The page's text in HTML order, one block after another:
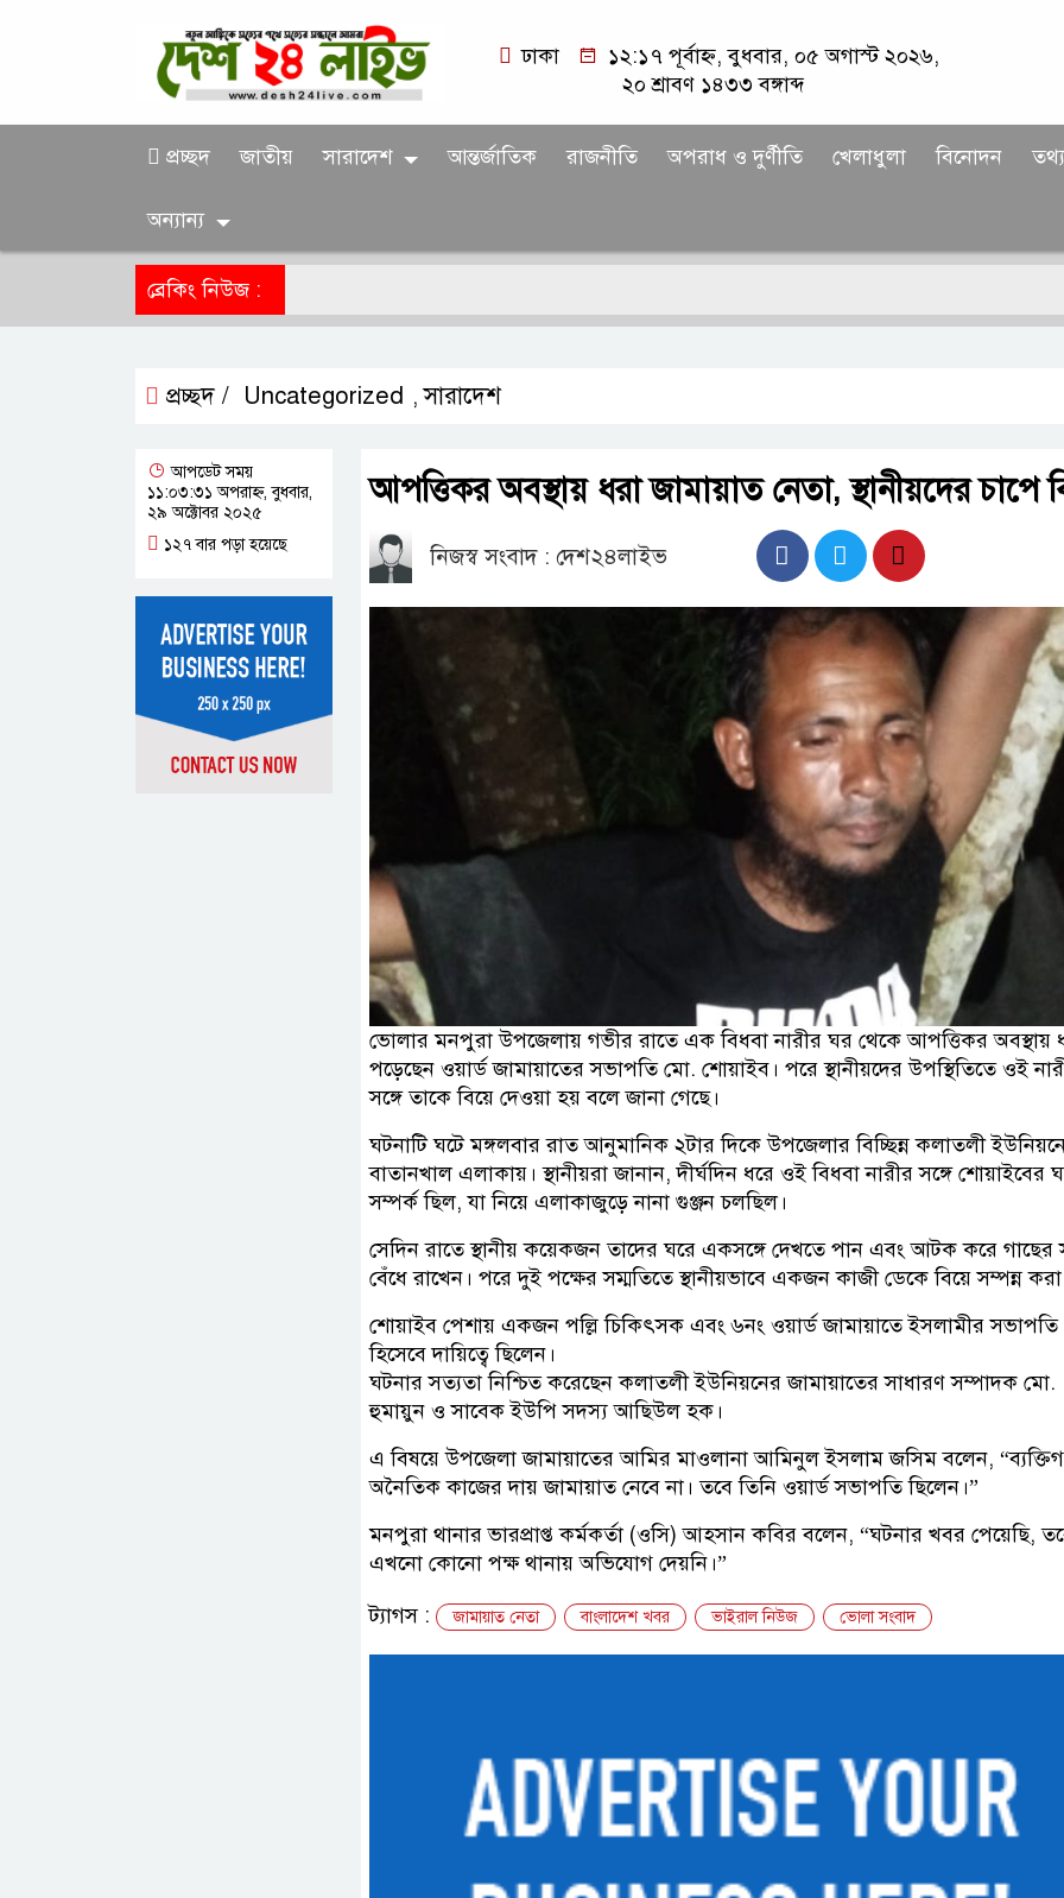
ঢাকা
১২:১৭ পূর্বাহ্ন, বুধবার, ০৫ অগাস্ট ২০২৬,
২০ শ্রাবণ ১৪৩৩ বঙ্গাব্দ
প্রচ্ছদ জাতীয় সারাদেশ আন্তর্জাতিক রাজনীতি অপরাধ ও দুর্ণীতি খেলাধুলা বিনোদন
অন্যান্য
ব্রেকিং নিউজ :
প্রচ্ছদ / Uncategorized ,সারাদেশ
আপত্তিকর অবস্থায় ধরা জামায়াত নেতা, স্থানীয়দের চাপে
নিজস্ব সংবাদ : দেশ২৪লাইভ
ভোলার মনপুরা উপজেলায় গভীর রাতে এক বিধবা নারীর ঘর থেকে আপত্তিকর অবস্থায়
পড়েছেন ওয়ার্ড জামায়াতের সভাপতি মো. শোয়াইব। পরে স্থানীয়দের উপস্থিতিতে ওই
সঙ্গে তাকে বিয়ে দেওয়া হয় বলে জানা গেছে।
ঘটনাটি ঘটে মঙ্গলবার রাত আনুমানিক ২টার দিকে উপজেলার বিচ্ছিন্ন কলাতলী
বাতানখাল এলাকায়। স্থানীয়রা জানান, দীর্ঘদিন ধরে ওই বিধবা নারীর সঙ্গে শোয়াইবের
সম্পর্ক ছিল, যা নিয়ে এলাকাজুড়ে নানা গুঞ্জন চলছিল।
সেদিন রাতে স্থানীয় কয়েকজন তাদের ঘরে একসঙ্গে দেখতে পান এবং আটক করে গাছের
বেঁধে রাখেন। পরে দুই পক্ষের সম্মতিতে স্থানীয়ভাবে একজন কাজী ডেকে বিয়ে সম্পন্ন
শোয়াইব পেশায় একজন পল্লি চিকিৎসক এবং ৬নং ওয়ার্ড জামায়াতে ইসলামীর সভাপতি
হিসেবে দায়িত্বে ছিলেন।
ঘটনার সত্যতা নিশ্চিত করেছেন কলাতলী ইউনিয়নের জামায়াতের সাধারণ সম্পাদক মো.
হুমায়ুন ও সাবেক ইউপি সদস্য আছিউল হক।
এ বিষয়ে উপজেলা জামায়াতের আমির মাওলানা আমিনুল ইসলাম জসিম বলেন,
অনৈতিক কাজের দায় জামায়াত নেবে না। তবে তিনি ওয়ার্ড সভাপতি ছিলেন।”
মনপুরা থানার ভারপ্রাপ্ত কর্মকর্তা (ওসি) আহসান কবির বলেন, “ঘটনার খবর পেয়েছি,
এখনো কোনো পক্ষ থানায় অভিযোগ দেয়নি।”
ট্যাগস :
জামায়াত নেতা বাংলাদেশ খবর ভাইরাল নিউজ ভোলা সংবাদ
আপডেট সময়
১১:০৩:৩১ অপরাহ্ন, বুধবার,
২৯ অক্টোবর ২০২৫
১২৭ বার পড়া হয়েছে